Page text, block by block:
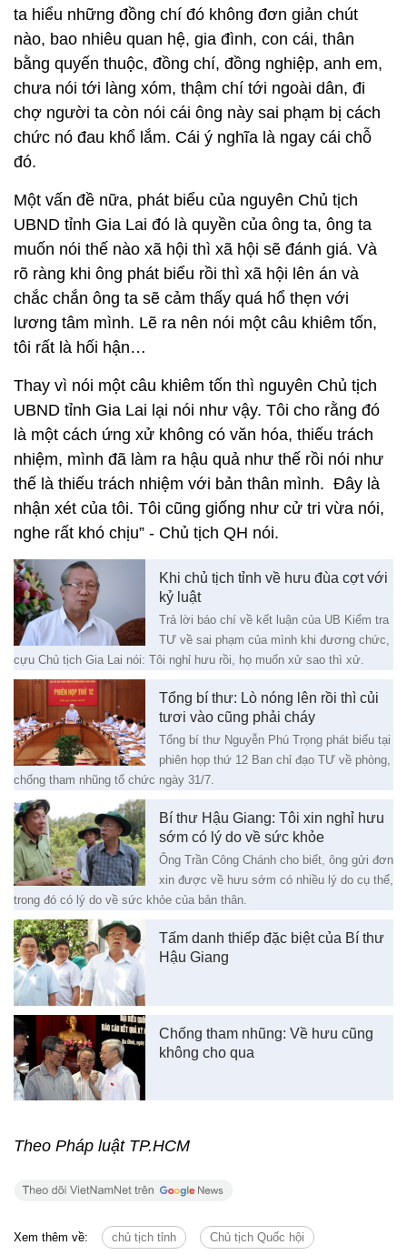
ta hiểu những đồng chí đó không đơn giản chút
nào, bao nhiêu quan hệ, gia đình, con cái, thân
bằng quyến thuộc, đồng chí, đồng nghiệp, anh em,
chưa nói tới làng xóm, thậm chí tới ngoài dân, đi
chợ người ta còn nói cái ông này sai phạm bị cách
chức nó đau khổ lắm. Cái ý nghĩa là ngay cái chỗ
đó.
Một vấn đề nữa, phát biểu của nguyên Chủ tịch
UBND tỉnh Gia Lai đó là quyền của ông ta, ông ta
muốn nói thế nào xã hội thì xã hội sẽ đánh giá. Và
rõ ràng khi ông phát biểu rồi thì xã hội lên án và
chắc chắn ông ta sẽ cảm thấy quá hổ thẹn với
lương tâm mình. Lẽ ra nên nói một câu khiêm tốn,
tôi rất là hối hận…
Thay vì nói một câu khiêm tốn thì nguyên Chủ tịch
UBND tỉnh Gia Lai lại nói như vậy. Tôi cho rằng đó
là một cách ứng xử không có văn hóa, thiếu trách
nhiệm, mình đã làm ra hậu quả như thế rồi nói như
thế là thiếu trách nhiệm với bản thân mình. Đây là
nhận xét của tôi. Tôi cũng giống như cử tri vừa nói,
nghe rất khó chịu” - Chủ tịch QH nói.
Khi chủ tịch tỉnh về hưu đùa cợt với
kỷ luật
Trả lời báo chí về kết luận của UB Kiểm tra
TƯ về sai phạm của mình khi đương chức,
cựu Chủ tịch Gia Lai nói: Tôi nghỉ hưu rồi, họ muốn xử sao thì xử.
Tổng bí thư: Lò nóng lên rồi thì củi
tươi vào cũng phải cháy
Tổng bí thư Nguyễn Phú Trọng phát biểu tại
phiên họp thứ 12 Ban chỉ đạo TƯ về phòng,
chống tham nhũng tổ chức ngày 31/7.
Bí thư Hậu Giang: Tôi xin nghỉ hưu
sớm có lý do về sức khỏe
Ông Trần Công Chánh cho biết, ông gửi đơn
xin được về hưu sớm có nhiều lý do cụ thể,
trong đó có lý do về sức khỏe của bản thân.
Tấm danh thiếp đặc biệt của Bí thư
Hậu Giang
Chống tham nhũng: Về hưu cũng
không cho qua
Theo Pháp luật TP.HCM
Xem thêm về: chủ tịch tỉnh Chủ tịch Quốc hội